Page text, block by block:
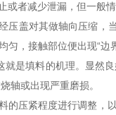
或者减少泄漏，但一般
盖对其做轴向压缩，当
匀，接触部位便出现“
就是填料的机理。显然
轴或出现严重磨损。
压紧程度进行调整，以